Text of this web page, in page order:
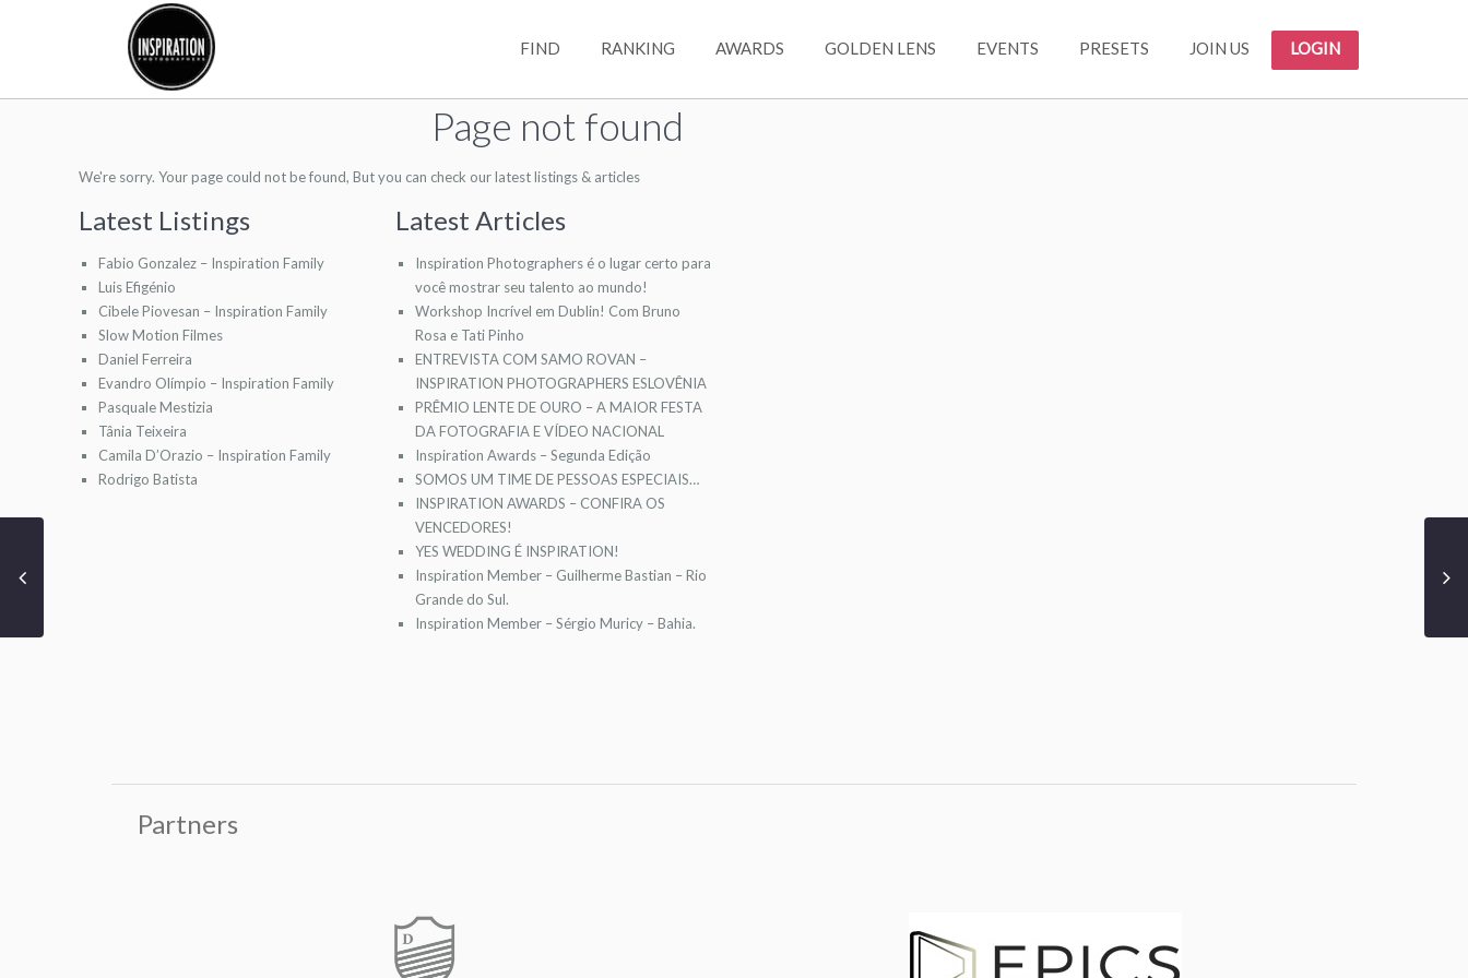
FIND RANKING AWARDS GOLDEN LENS EVENTS PRESETS JOIN US LOGIN
Page not found
We're sorry. Your page could not be found, But you can check our latest listings & articles
Latest Listings
Fabio Gonzalez – Inspiration Family
Luis Efigénio
Cibele Piovesan – Inspiration Family
Slow Motion Filmes
Daniel Ferreira
Evandro Olímpio – Inspiration Family
Pasquale Mestizia
Tânia Teixeira
Camila D’Orazio – Inspiration Family
Rodrigo Batista
Latest Articles
Inspiration Photographers é o lugar certo para
você mostrar seu talento ao mundo!
Workshop Incrível em Dublin! Com Bruno
Rosa e Tati Pinho
ENTREVISTA COM SAMO ROVAN –
INSPIRATION PHOTOGRAPHERS ESLOVÊNIA
PRÊMIO LENTE DE OURO – A MAIOR FESTA
DA FOTOGRAFIA E VÍDEO NACIONAL
Inspiration Awards – Segunda Edição
SOMOS UM TIME DE PESSOAS ESPECIAIS…
INSPIRATION AWARDS – CONFIRA OS
VENCEDORES!
YES WEDDING É INSPIRATION!
Inspiration Member – Guilherme Bastian – Rio
Grande do Sul.
Inspiration Member – Sérgio Muricy – Bahia.